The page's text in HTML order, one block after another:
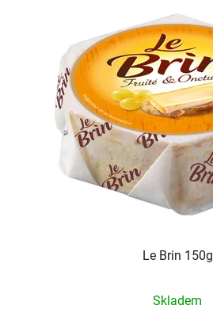
Le Brin 150g
Skladem